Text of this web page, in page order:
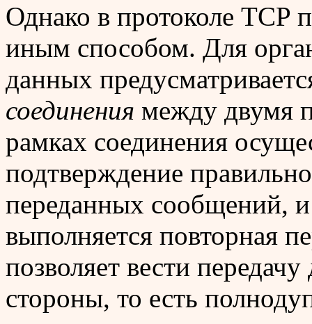
Однако в протоколе TCP
иным способом. Для
данных
соединения между двумя
рамках соединения
подтверждение
переданных сообщений,
выполняется повторная
позволяет вести
стороны, то есть